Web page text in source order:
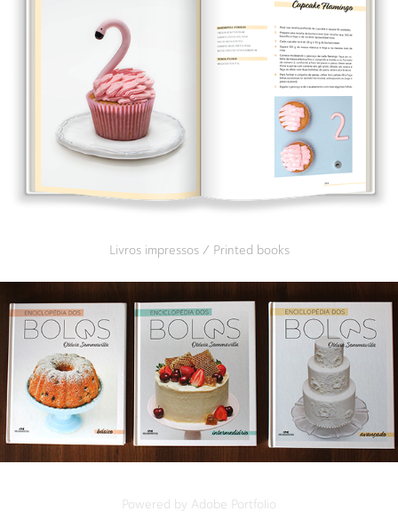
Livros impressos / Printed books
Powered by Adobe Portfolio